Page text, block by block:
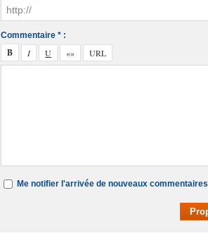
Commentaire * :
Me notifier l'arrivée de nouveaux commentaires